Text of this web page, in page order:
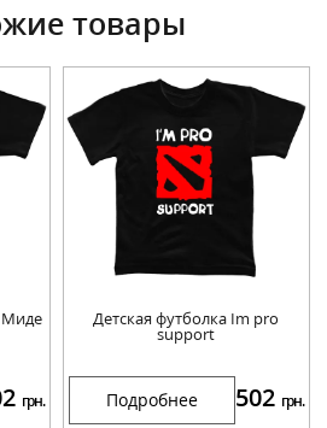
товары
Миде
грн.
Детская футболка Im pro
support
Подробнее 502 грн.